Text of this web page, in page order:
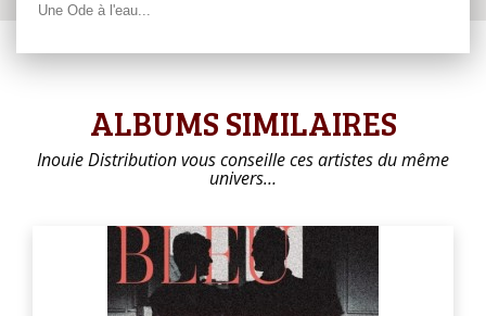
Une Ode à l'eau...
ALBUMS SIMILAIRES
Inouie Distribution vous conseille ces artistes du même
univers…